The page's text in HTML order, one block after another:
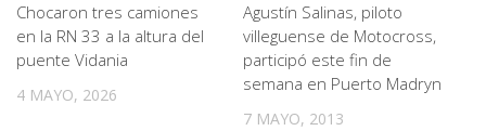
Chocaron tres camiones
en la RN 33 a la altura del
puente Vidania
4 MAYO, 2026
Agustín Salinas, piloto
villeguense de Motocross,
participó este fin de
semana en Puerto Madryn
7 MAYO, 2013